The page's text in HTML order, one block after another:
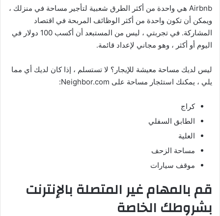
Airbnb هي واحدة من أكثر الطرق شعبية لتأجير مساحة في منزلك ،
ويمكن أن تكون واحدة من أكثر الوظائف المربحة في اقتصاد
المشاركة. في تجربتي ، ليس من المستبعد أن أكسب 100 دولار في
اليوم أو أكثر ، وهو مجاني لإعداد قائمة.
ليس لديك مساحة معيشة للإيجار؟ لا تستسلم ، إذا كان لديك أي مما
يلي ، يمكنك استئجار مساحة على Neighbor.com:
كراج
الطابق السفلي
العلية
مساحة الزحف
موقف سيارات
قم بالمهام غير المتصلة بالإنترنت
بشروطك الخاصة